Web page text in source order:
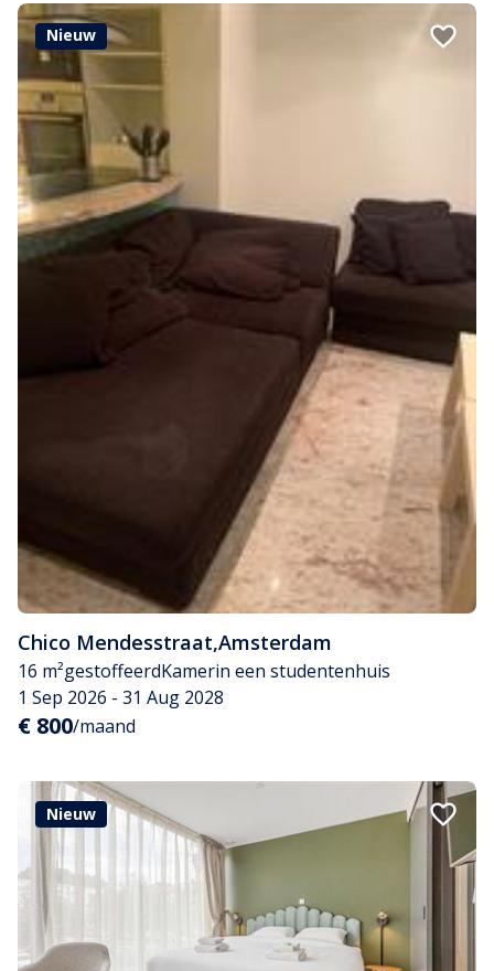
Nieuw
Chico Mendesstraat,Amsterdam
16 m²gestoffeerdKamerin een studentenhuis
1 Sep 2026 - 31 Aug 2028
€ 800/maand
Nieuw